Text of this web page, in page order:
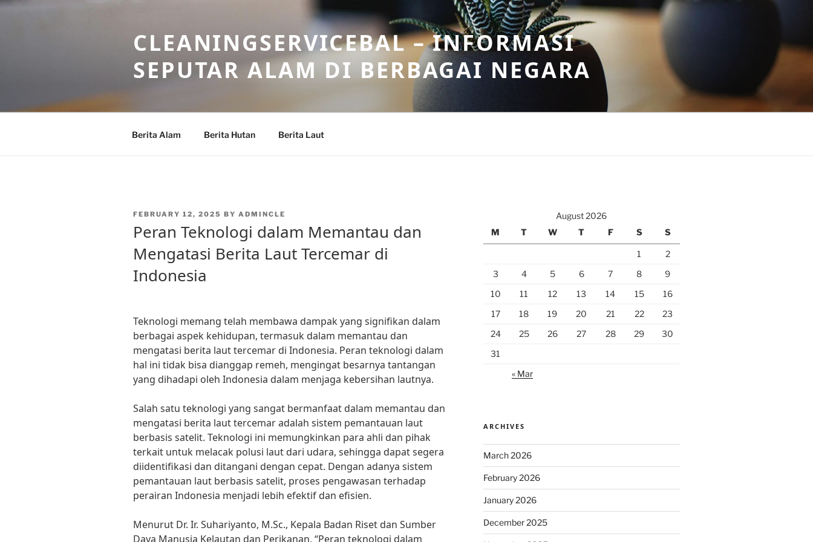
Skip
CLEANINGSERVICEBAL – INFORMASI
SEPUTAR ALAM DI BERBAGAI NEGARA
Berita Alam Berita Hutan Berita Laut
POSTED
FEBRUARY 12, 2025 BY ADMINCLE
Peran Teknologi dalam Memantau dan
Mengatasi Berita Laut Tercemar di
Indonesia
Teknologi memang telah membawa dampak yang signifikan dalam
berbagai aspek kehidupan, termasuk dalam memantau dan
mengatasi berita laut tercemar di Indonesia. Peran teknologi dalam
hal ini tidak bisa dianggap remeh, mengingat besarnya tantangan
yang dihadapi oleh Indonesia dalam menjaga kebersihan lautnya.
Salah satu teknologi yang sangat bermanfaat dalam memantau dan
mengatasi berita laut tercemar adalah sistem pemantauan laut
berbasis satelit. Teknologi ini memungkinkan para ahli dan pihak
terkait untuk melacak polusi laut dari udara, sehingga dapat segera
diidentifikasi dan ditangani dengan cepat. Dengan adanya sistem
pemantauan laut berbasis satelit, proses pengawasan terhadap
perairan Indonesia menjadi lebih efektif dan efisien.
Menurut Dr. Ir. Suhariyanto, M.Sc., Kepala Badan Riset dan Sumber
Daya Manusia Kelautan dan Perikanan, “Peran teknologi dalam
August 2026
M
T W T F S S
1
2
3
4 5 6 7 8
9
10
11 12 13 14 15
16
17
18 19 20 21 22
23
24
25 26 27 28 29
30
31
« Mar
ARCHIVES
March 2026
February 2026
January 2026
December 2025